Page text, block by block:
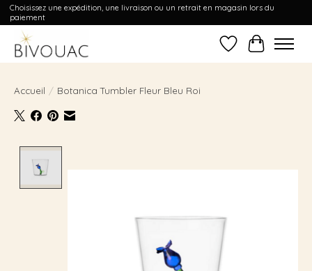
Choisissez une expédition, une livraison ou un retrait en magasin lors du
paiement
Liste dePanier
Accueil / Botanica Tumbler Fleur Bleu Roi